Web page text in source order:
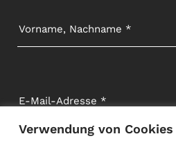
Verwendung von Cookies